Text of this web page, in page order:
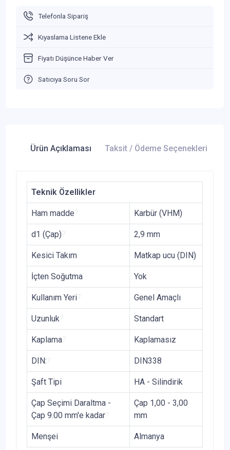
Telefonla Sipariş
Kıyaslama Listene Ekle
Fiyatı Düşünce Haber Ver
Satıcıya Soru Sor
Ürün Açıklaması Taksit / Ödeme Seçenekleri
Teknik Özellikler
Ham madde Karbür (VHM)
d1 (Çap) 2,9 mm
Kesici Takım Matkap ucu (DIN)
İçten Soğutma Yok
Kullanım Yeri Genel Amaçlı
Uzunluk Standart
Kaplama Kaplamasız
DIN: DIN338
Şaft Tipi HA - Silindirik
Çap Seçimi Daraltma -
Çap 9.00 mm'e kadar
Çap 1,00 - 3,00
mm
Menşei Almanya